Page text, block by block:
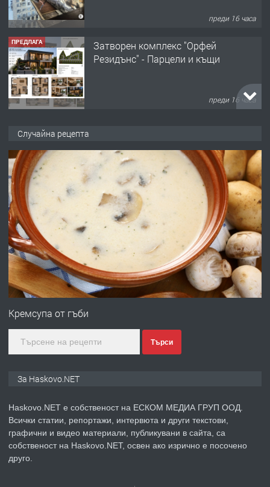
преди 16 часа
ПРЕДЛАГА
Затворен комплекс "Орфей
Резидънс" - Парцели и къщи
преди 16 часа
537 426
преди 16 часа
ПРЕДЛАГА
Давам обзаведено жилище за жена
без брокери 0889 537 426
преди 16 часа
ПРЕДЛАГА Под НАЕМ двустаен Орфей
преди 3 дни
ПРЕДЛАГА
🔑 ОБЗАВЕДЕНА ГАРСОНИЕРА ПОД
Случайна рецепта
Кремсупа от гъби
Търси
За Haskovo.NET
Haskovo.NET е собственост на ЕСКОМ МЕДИА ГРУП ООД.
Всички статии, репортажи, интервюта и други текстови,
графични и видео материали, публикувани в сайта, са
собственост на Haskovo.NET, освен ако изрично е посочено
друго.